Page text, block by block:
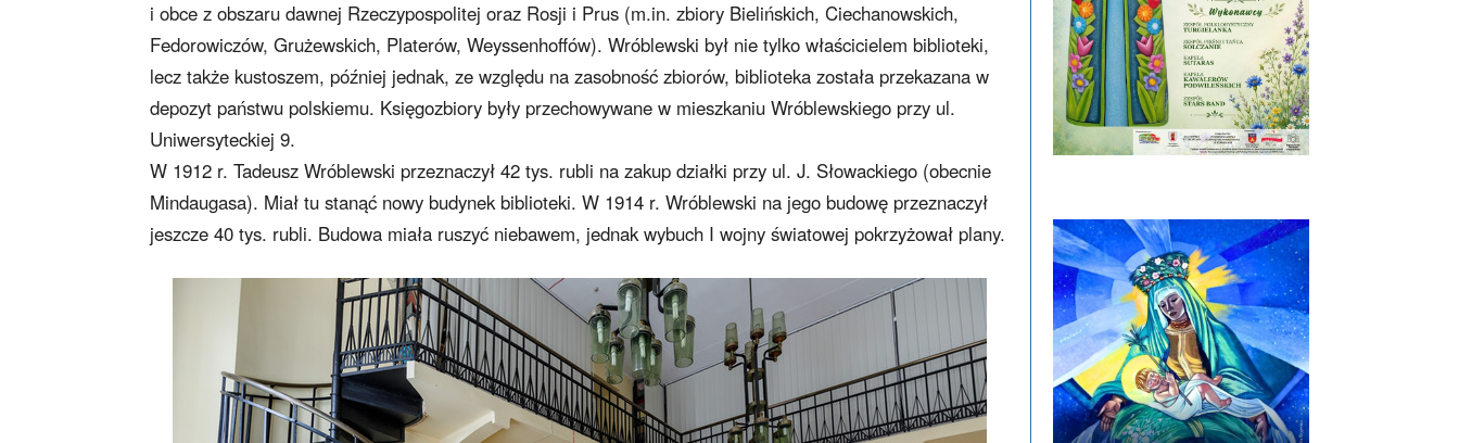
i obce z obszaru dawnej Rzeczypospolitej oraz Rosji i Prus (m.in. zbiory Bielińskich, Ciechanowskich,
Fedorowiczów, Grużewskich, Platerów, Weyssenhoffów). Wróblewski był nie tylko właścicielem biblioteki,
lecz także kustoszem, później jednak, ze względu na zasobność zbiorów, biblioteka została przekazana w
depozyt państwu polskiemu. Księgozbiory były przechowywane w mieszkaniu Wróblewskiego przy ul.
Uniwersyteckiej 9.
W 1912 r. Tadeusz Wróblewski przeznaczył 42 tys. rubli na zakup działki przy ul. J. Słowackiego (obecnie
Mindaugasa). Miał tu stanąć nowy budynek biblioteki. W 1914 r. Wróblewski na jego budowę przeznaczył
jeszcze 40 tys. rubli. Budowa miała ruszyć niebawem, jednak wybuch I wojny światowej pokrzyżował plany.